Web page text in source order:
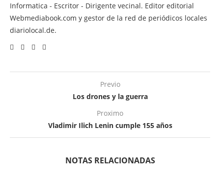
Informatica - Escritor - Dirigente vecinal. Editor editorial
Webmediabook.com y gestor de la red de periódicos locales
diariolocal.de.
Previo
Los drones y la guerra
Proximo
Vladimir Ilich Lenin cumple 155 años
NOTAS RELACIONADAS